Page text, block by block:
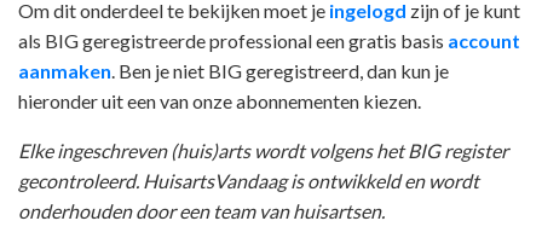
Om dit onderdeel te bekijken moet je ingelogd zijn of je kunt
als BIG geregistreerde professional een gratis basis account
aanmaken . Ben je niet BIG geregistreerd, dan kun je
hieronder uit een van onze abonnementen kiezen.
Elke ingeschreven (huis)arts wordt volgens het BIG register
gecontroleerd. HuisartsVandaag is ontwikkeld en wordt
onderhouden door een team van huisartsen.